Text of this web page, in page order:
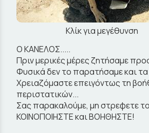
Κλίκ για μεγέθυνση
Ο ΚΑΝΕΛΟΣ.....
Πριν μερικές μέρες ζητήσαμε
Φυσικά δεν το παρατήσαμε και
Χρειαζόμαστε επειγόντως τη
περιστατικών...
Σας παρακαλούμε, μη στρεφετε
ΚΟΙΝΟΠΟΙΗΣΤΕ και ΒΟΗΘΗΣΤΕ!